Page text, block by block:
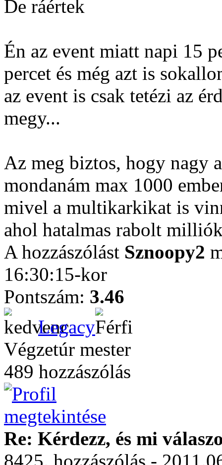
De ráértek
Én az event miatt napi 15
percet és még azt is
az event is csak tetézi az
megy...
Az meg biztos, hogy nagy
mondanám max 1000
mivel a multikarkikat is
ahol hatalmas rabolt
A hozzászólást Sznoopy2
16:30:15-kor
Pontszám: 3.46
Legacy
Végzetúr mester
489 hozzászólás
Re: Kérdezz, és mi